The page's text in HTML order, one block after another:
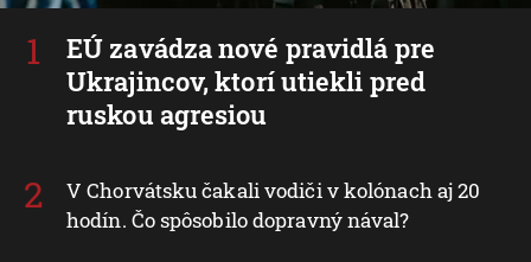
EÚ zavádza nové pravidlá pre
Ukrajincov, ktorí utiekli pred
ruskou agresiou
V Chorvátsku čakali vodiči v kolónach aj 20
hodín. Čo spôsobilo dopravný nával?